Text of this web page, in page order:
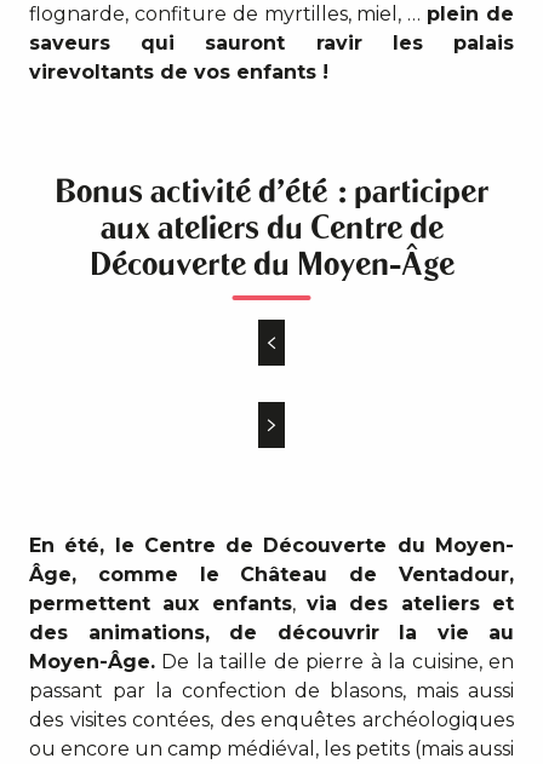
flognarde, confiture de myrtilles, miel, … plein de
saveurs qui sauront ravir les palais
virevoltants de vos enfants !
Bonus activité d’été : participer
aux ateliers du Centre de
Découverte du Moyen-Âge
En été, le Centre de Découverte du Moyen-
Âge, comme le Château de Ventadour,
permettent aux enfants,via des ateliers et
des animations, de découvrir la vie au
Moyen-Âge. De la taille de pierre à la cuisine, en
passant par la confection de blasons, mais aussi
des visites contées, des enquêtes archéologiques
ou encore un camp médiéval, les petits (mais aussi